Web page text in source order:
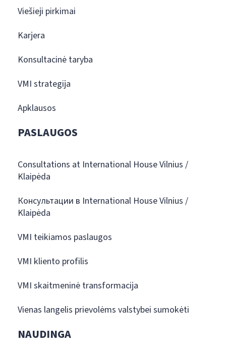
Viešieji pirkimai
Karjera
Konsultacinė taryba
VMI strategija
Apklausos
PASLAUGOS
Consultations at International House Vilnius /
Klaipėda
Консультации в International House Vilnius /
Klaipėda
VMI teikiamos paslaugos
VMI kliento profilis
VMI skaitmeninė transformacija
Vienas langelis prievolėms valstybei sumokėti
NAUDINGA